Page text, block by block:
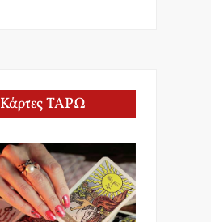
Κάρτες ΤΑΡΩ